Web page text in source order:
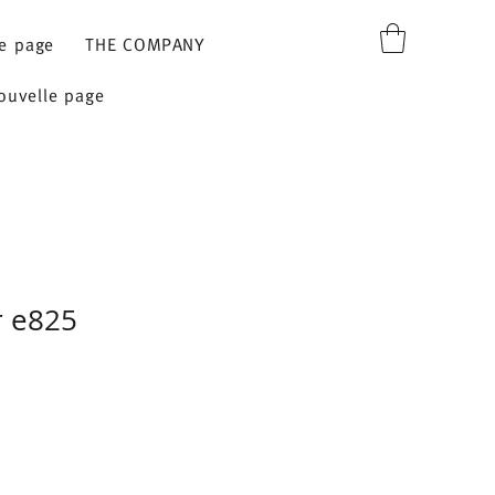
page THE COMPANY
page
e825